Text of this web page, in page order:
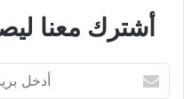
أشترك معنا
بريدك